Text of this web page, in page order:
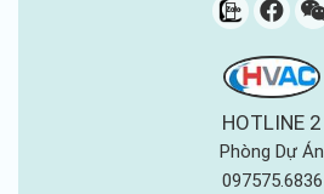
HOTLINE 2
Phòng Dự Án
097575.6836